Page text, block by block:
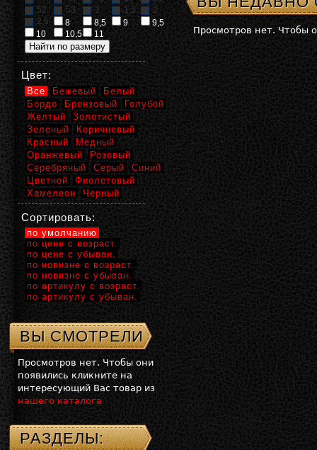
Просмотров нет. Чтобы
52
53 1 1,5
2
2,5
8 8,5 9
9,5
10
10,5 11
Цвет:
Все Бежевый
Белый
Бордо
Бронзовый
Голубой
Желтый
Золотистый
Зеленый
Коричневый
Красный
Медный
Оранжевый
Розовый
Серебряный
Серый
Синий
Цветной
Фиолетовый
Хамелеон
Черный
Сортировать:
по умолчанию
по цене с возраст.
по цене с убыван.
по новизне с возраст.
по новизне с убыван.
по артикулу с возраст.
по артикулу с убыван.
ВЫ СМОТРЕЛИ
Просмотров нет. Чтобы они
появились кликните на
интересующий Вас товар из
нашего каталога
РАЗДЕЛЫ: